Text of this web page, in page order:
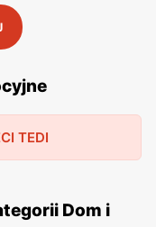
klientom
z
regularnym
Jednym z
produkty
TEDI
Dom i